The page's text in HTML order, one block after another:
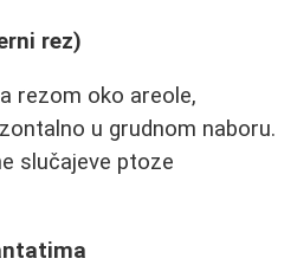
rez)
rezom oko areole,
u grudnom naboru.
slučajeve ptoze